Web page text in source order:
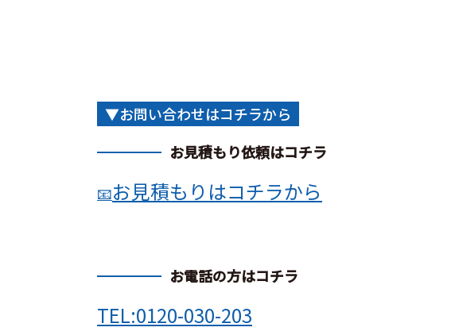
▼お問い合わせはコチラから
お見積もり依頼はコチラ
📧お見積もりはコチラから
お電話の方はコチラ
TEL:0120-030-203